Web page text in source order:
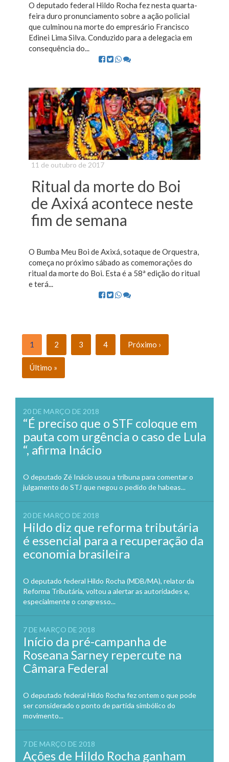
O deputado federal Hildo Rocha fez nesta quarta-
feira duro pronunciamento sobre a ação policial
que culminou na morte do empresário Francisco
Edinei Lima Silva. Conduzido para a delegacia em
consequência do...
11 de outubro de 2017
Ritual da morte do Boi
de Axixá acontece neste
fim de semana
O Bumba Meu Boi de Axixá, sotaque de Orquestra,
começa no próximo sábado as comemorações do
ritual da morte do Boi. Esta é a 58ª edição do ritual
e terá...
1 2 3 4 Próximo ›
Último »
20 DE MARÇO DE 2018
“É preciso que o STF coloque em
pauta com urgência o caso de Lula
“, afirma Inácio
O deputado Zé Inácio usou a tribuna para comentar o
julgamento do STJ que negou o pedido de habeas...
20 DE MARÇO DE 2018
Hildo diz que reforma tributária
é essencial para a recuperação da
economia brasileira
O deputado federal Hildo Rocha (MDB/MA), relator da
Reforma Tributária, voltou a alertar as autoridades e,
especialmente o congresso...
7 DE MARÇO DE 2018
Início da pré-campanha de
Roseana Sarney repercute na
Câmara Federal
O deputado federal Hildo Rocha fez ontem o que pode
ser considerado o ponto de partida simbólico do
movimento...
7 DE MARÇO DE 2018
Ações de Hildo Rocha ganham